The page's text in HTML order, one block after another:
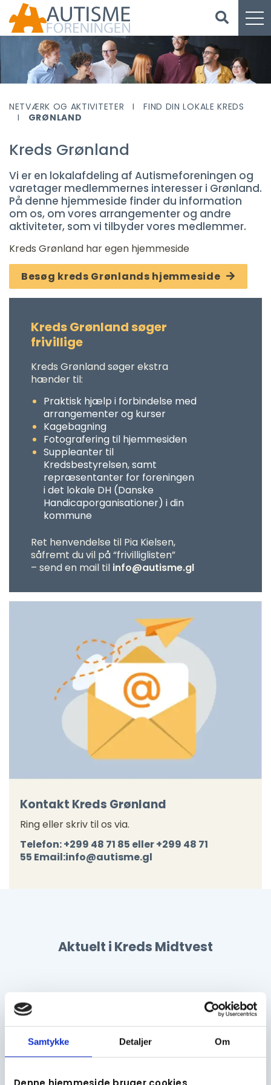
Samtykke Detaljer Om
Denne hjemmeside bruger cookies
NETVÆRK OG AKTIVITETER
FIND DIN LOKALE KREDS
GRØNLAND
Kreds Grønland
Vi er en lokalafdeling af Autismeforeningen og
varetager medlemmernes interesser i Grønland.
På denne hjemmeside finder du information
om os, om vores arrangementer og andre
aktiviteter, som vi tilbyder vores medlemmer.
Kreds Grønland har egen hjemmeside
Besøg kreds Grønlands hjemmeside
Kreds Grønland søger
frivillige
Kreds Grønland søger ekstra
hænder til:
Praktisk hjælp i forbindelse med
arrangementer og kurser
Kagebagning
Fotografering til hjemmesiden
Suppleanter til
Kredsbestyrelsen, samt
repræsentanter for foreningen
i det lokale DH (Danske
Handicaporganisationer) i din
kommune
Ret henvendelse til Pia Kielsen,
såfremt du vil på “frivilliglisten”
– send en mail til info@autisme.gl
Kontakt Kreds Grønland
Ring eller skriv til os via.
Telefon: +299 48 71 85 eller +299 48 71
55 Email:info@autisme.gl
Aktuelt i Kreds Midtvest